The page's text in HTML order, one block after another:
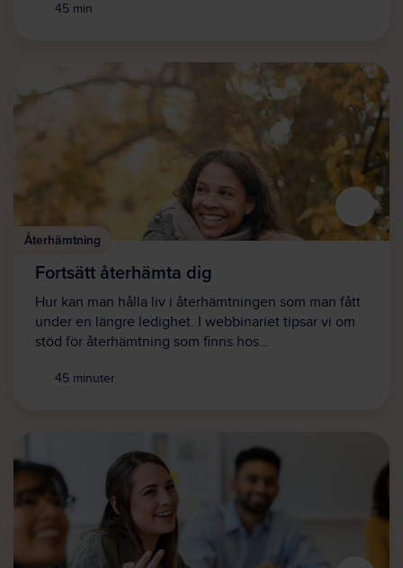
45 min
Återhämtning
Fortsätt återhämta dig
Hur kan man hålla liv i återhämtningen som man fått
under en längre ledighet. I webbinariet tipsar vi om
stöd för återhämtning som finns hos…
45 minuter